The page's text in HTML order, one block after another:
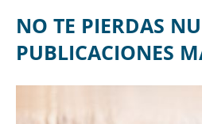
NO TE PIERDAS
PUBLICACIONES